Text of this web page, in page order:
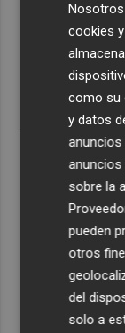
La serie
peluche
redes: así es
cookies
como su
y datos
sobre la
pueden
otros
del
solo a